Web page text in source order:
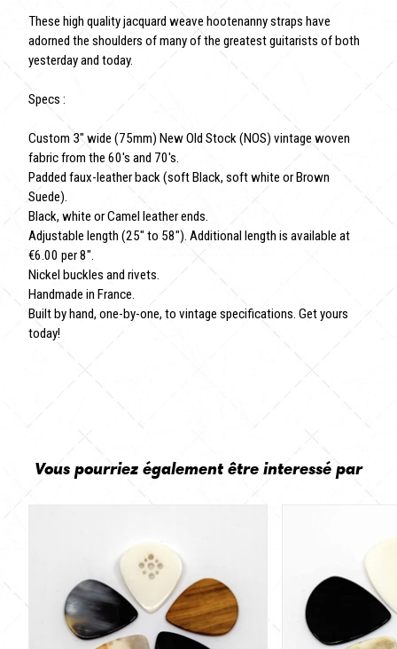
These high quality jacquard weave hootenanny straps have
adorned the shoulders of many of the greatest guitarists of both
yesterday and today.
Specs :
Custom 3" wide (75mm) New Old Stock (NOS) vintage woven
fabric from the 60's and 70's.
Padded faux-leather back (soft Black, soft white or Brown
Suede).
Black, white or Camel leather ends.
Adjustable length (25" to 58"). Additional length is available at
€6.00 per 8".
Nickel buckles and rivets.
Handmade in France.
Built by hand, one-by-one, to vintage specifications. Get yours
today!
Vous pourriez également être interessé par